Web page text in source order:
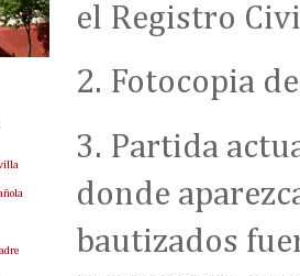
el Registro
2. Fotocopia
3. Partida
donde
bautizados